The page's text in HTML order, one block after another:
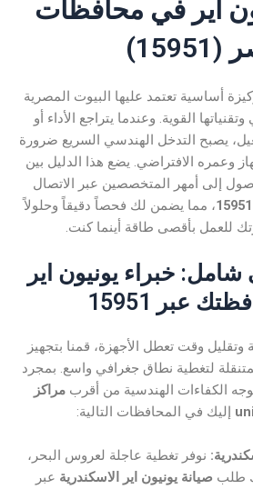
اير في محافظات
أساسية تعتمد عليها البيوت المصرية
القوية. وعندما يتراجع الأداء أو
يصبح التدخل الهندسي السريع ضرورة
وعمره الافتراضي. يضع هذا الدليل بين
إلى أمهر المتخصصين عبر الاتصال
15951، مما يضمن لك فحصاً دقيقاً وحلولاً
للعمل بأقصى طاقة أينما كنت.
خبراء يونيون اير
عبر 15951
وقت تعطل الأجهزة، قمنا بتجهيز
لتغطية نطاق جغرافي واسع. بمجرد
الكفاءات الهندسية من أقرب مراكز
إليك في المحافظات التالية:
نوفر تغطية عاجلة لعروس البحر،
طلب صيانة يونيون اير الاسكندرية عبر